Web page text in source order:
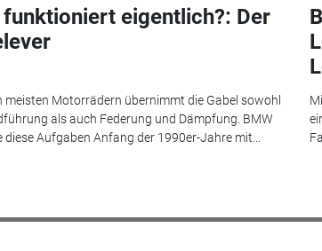
funktioniert eigentlich?: Der
meisten Motorrädern übernimmt die Gabel sowohl
als auch Federung und Dämpfung. BMW
diese Aufgaben Anfang der 1990er-Jahre mit...